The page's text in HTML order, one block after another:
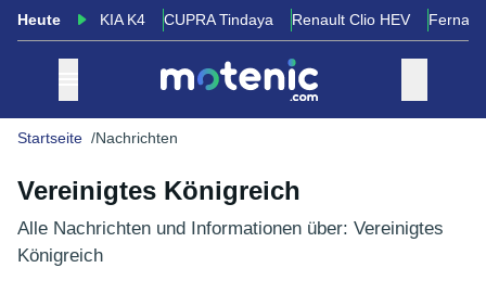
Heute KIA K4 CUPRA Tindaya Renault Clio HEV
Startseite Nachrichten
Vereinigtes Königreich
Alle Nachrichten und Informationen über: Vereinigtes
Königreich